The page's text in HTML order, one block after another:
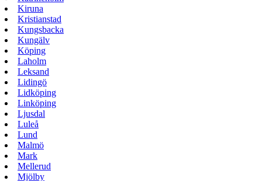
Kiruna
Kristianstad
Kungsbacka
Kungälv
Köping
Laholm
Leksand
Lidingö
Lidköping
Linköping
Ljusdal
Luleå
Lund
Malmö
Mark
Mellerud
Mjölby